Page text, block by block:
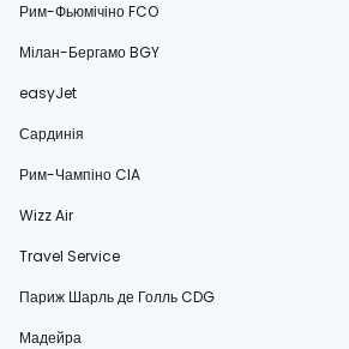
Рим-Фьюмічіно FCO
Мілан-Бергамо BGY
easyJet
Сардинія
Рим-Чампіно CIA
Wizz Air
Travel Service
Париж Шарль де Голль CDG
Мадейра